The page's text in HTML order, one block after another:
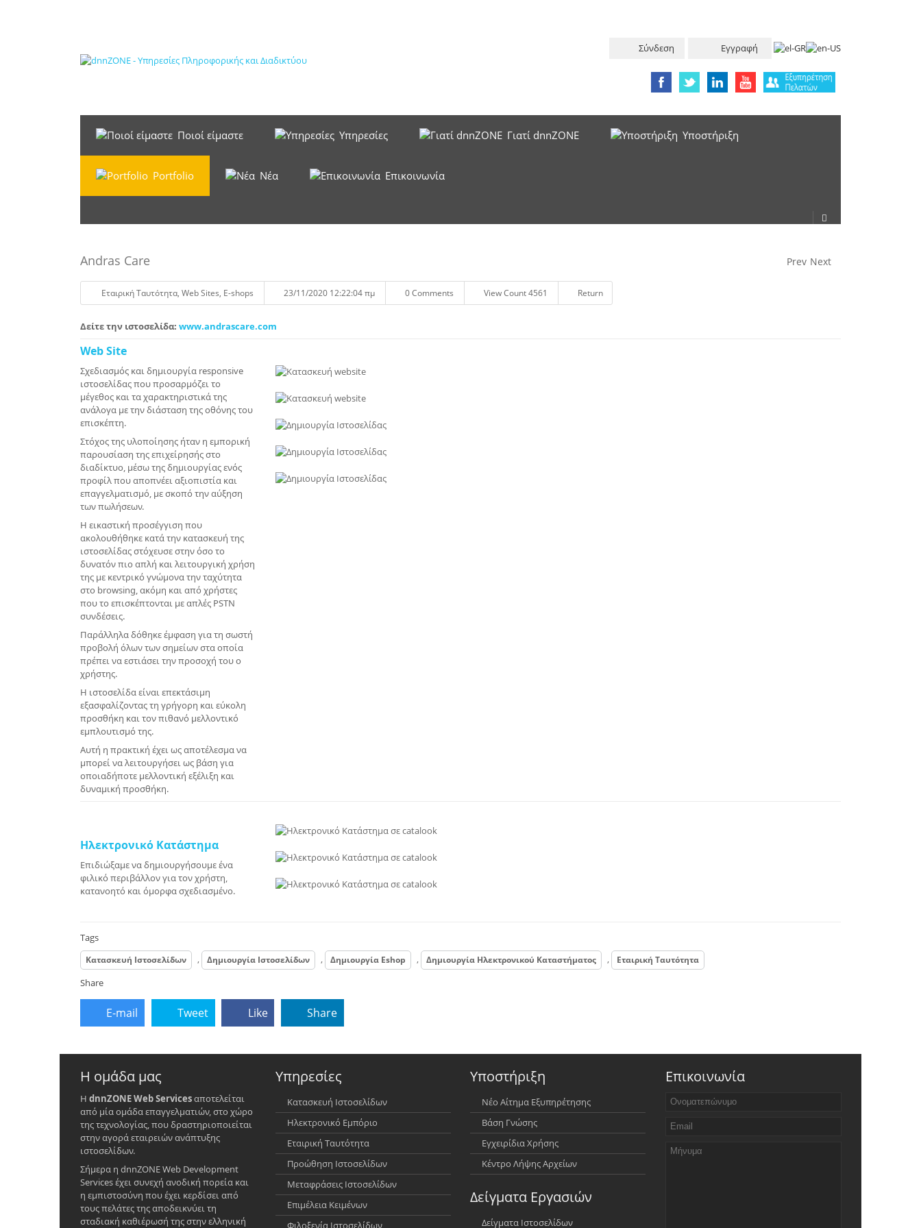
Σύνδεση Εγγραφή
Ποιοί είμαστε Υπηρεσίες Γιατί dnnZONE Υπoστήριξη
Portfolio Νέα Επικοινωνία
Prev Next
Andras Care
Eταιρική Tαυτότητα, Web Sites, E-shops 23/11/2020 12:22:04 πμ 0 Comments View Count 4561 Return
Δείτε την ιστοσελίδα: www.andrascare.com
Web Site
Σχεδιασμός και δημιουργία responsive
ιστοσελίδας που προσαρμόζει το
μέγεθος και τα χαρακτηριστικά της
ανάλογα με την διάσταση της οθόνης του
επισκέπτη.
Στόχος της υλοποίησης ήταν η εμπορική
παρουσίαση της επιχείρησής στο
διαδίκτυο, μέσω της δημιουργίας ενός
προφίλ που αποπνέει αξιοπιστία και
επαγγελματισμό, με σκοπό την αύξηση
των πωλήσεων.
Η εικαστική προσέγγιση που
ακολουθήθηκε κατά την κατασκευή της
ιστοσελίδας στόχευσε στην όσο το
δυνατόν πιο απλή και λειτουργική χρήση
της με κεντρικό γνώμονα την ταχύτητα
στο browsing, ακόμη και από χρήστες
που το επισκέπτονται με απλές PSTN
συνδέσεις.
Παράλληλα δόθηκε έμφαση για τη σωστή
προβολή όλων των σημείων στα οποία
πρέπει να εστιάσει την προσοχή του ο
χρήστης.
Η ιστοσελίδα είναι επεκτάσιμη
εξασφαλίζοντας τη γρήγορη και εύκολη
προσθήκη και τον πιθανό μελλοντικό
εμπλουτισμό της.
Αυτή η πρακτική έχει ως αποτέλεσμα να
μπορεί να λειτουργήσει ως βάση για
οποιαδήποτε μελλοντική εξέλιξη και
δυναμική προσθήκη.
Ηλεκτρονικό Κατάστημα
Επιδιώξαμε να δημιουργήσουμε ένα
φιλικό περιβάλλον για τον χρήστη,
κατανοητό και όμορφα σχεδιασμένο.
Tags
Κατασκευή Ιστοσελίδων , Δημιουργία Ιστοσελίδων , Δημιουργία Eshop , Δημιουργία Ηλεκτρονικού Καταστήματος , Εταιρική Ταυτότητα
Share
E-mail Tweet Like Share
Η ομάδα μας
Η dnnZONE Web Servicesαποτελείται
από μία ομάδα επαγγελματιών, στο χώρο
της τεχνολογίας, που δραστηριοποιείται
στην αγορά εταιρειών ανάπτυξης
ιστοσελίδων.
Σήμερα η dnnZONE Web Development
Services έχει συνεχή ανοδική πορεία και
η εμπιστοσύνη που έχει κερδίσει από
τους πελάτες της αποδεικνύει τη
σταδιακή καθιέρωσή της στην ελληνική
Υπηρεσίες
Κατασκευή Ιστοσελίδων
Ηλεκτρονικό Εμπόριο
Εταιρική Ταυτότητα
Προώθηση Ιστοσελίδων
Μεταφράσεις Ιστοσελίδων
Επιμέλεια Κειμένων
Φιλοξενία Ιστοσελίδων
Υποστήριξη
Νέο Αίτημα Εξυπηρέτησης
Βάση Γνώσης
Εγχειρίδια Χρήσης
Κέντρο Λήψης Αρχείων
Δείγματα Εργασιών
Δείγματα Ιστοσελίδων
Επικοινωνία